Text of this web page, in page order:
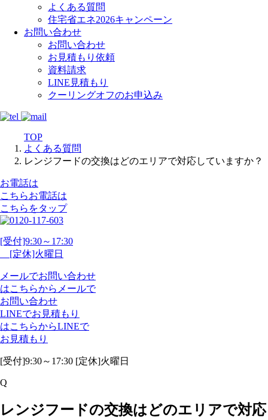
よくある質問
住宅省エネ2026キャンペーン
お問い合わせ
お問い合わせ
お見積もり依頼
資料請求
LINE見積もり
クーリングオフのお申込み
TOP
よくある質問
レンジフードの交換はどのエリアで対応していますか？
お電話は
こちらお電話は
こちらをタップ
[受付]9:30～17:30
[定休]火曜日
メールでお問い合わせ
はこちらから メールで
お問い合わせ
LINEでお見積もり
はこちらからLINEで
お見積もり
[受付]9:30～17:30 [定休]火曜日
Q
レンジフードの交換はどのエリアで対応